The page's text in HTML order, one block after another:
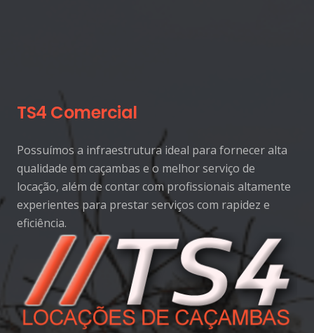
TS4 Comercial
Possuímos a infraestrutura ideal para fornecer alta
qualidade em caçambas e o melhor serviço de
locação, além de contar com profissionais altamente
experientes para prestar serviços com rapidez e
eficiência.